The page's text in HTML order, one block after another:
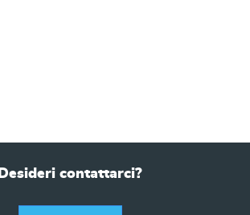
Desideri contattarci?